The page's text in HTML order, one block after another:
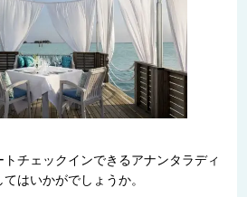
チェックインできるアナンタラディ
はいかがでしょうか。